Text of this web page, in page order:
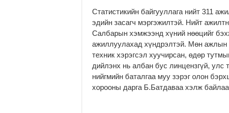
Статистикийн байгууллага нийт 311
эдийн засагч мэргэжилтэй. Нийт
Салбарын хэмжээнд хүний нөөцийг
ажиллуулахад хүндрэлтэй. Мөн ажлын
техник хэрэгсэл хуучирсан, өдөр
дийлэнх нь албан бус линцензгүй, улс
нийгмийн баталгаа муу зэрэг олон
хорооны дарга Б.Батдаваа хэлж